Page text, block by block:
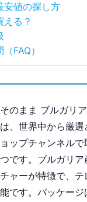
安値の探し方
える？
FAQ）
のまま ブルガリ
、世界中から厳選
ップチャンネル
です。ブルガリア
ャーが特徴で、
です。パッケージ